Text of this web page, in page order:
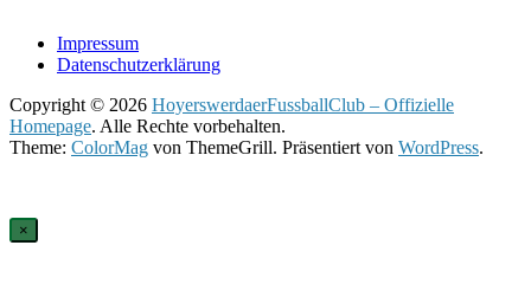
Impressum
Datenschutzerklärung
Copyright © 2026 HoyerswerdaerFussballClub – Offizielle
Homepage. Alle Rechte vorbehalten.
Theme: ColorMag von ThemeGrill. Präsentiert von WordPress.
×